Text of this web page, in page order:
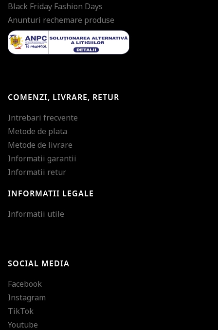
Black Friday Fashion Days
Anunturi rechemare produse
COMENZI, LIVRARE, RETUR
Intrebari frecvente
Metode de plata
Metode de livrare
Informatii garantii
Informatii retur
INFORMATII LEGALE
Informatii utile
SOCIAL MEDIA
Facebook
Instagram
TikTok
Youtube